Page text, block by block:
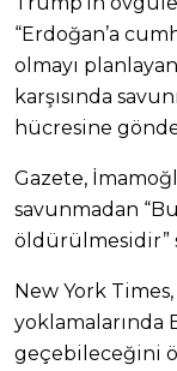
“Erdoğan’a
olmayı
karşısında
hücresine
Gazete,
savunmadan
öldürülmesidir”
New York
yoklamalarında
geçebileceğini